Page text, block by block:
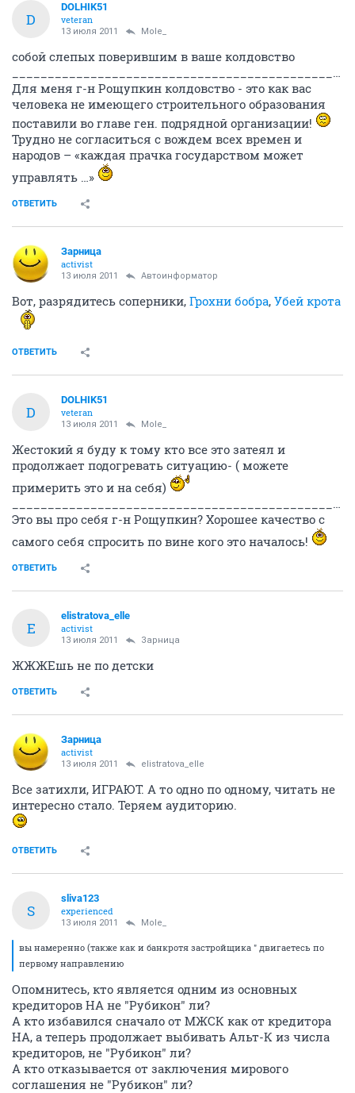
D
DOLHIK51
veteran
13 июля 2011 Mole_
собой слепых поверившим в ваше колдовство
Для меня г-н Рощупкин колдовство - это как вас
человека не имеющего строительного образования
поставили во главе ген. подрядной организации!
Трудно не согласиться с вождем всех времен и
народов – «каждая прачка государством может
управлять …»
ОТВЕТИТЬ
Зарница
activist
13 июля 2011 Автоинформатор
Вот, разрядитесь соперники, Грохни бобра, Убей крота
ОТВЕТИТЬ
D
DOLHIK51
veteran
13 июля 2011 Mole_
Жестокий я буду к тому кто все это затеял и
продолжает подогревать ситуацию- ( можете
примерить это и на себя)
Это вы про себя г-н Рощупкин? Хорошее качество с
самого себя спросить по вине кого это началось!
ОТВЕТИТЬ
E
elistratova_elle
activist
13 июля 2011 Зарница
ЖЖЖЕшь не по детски
ОТВЕТИТЬ
Зарница
activist
13 июля 2011 elistratova_elle
Все затихли, ИГРАЮТ. А то одно по одному, читать не
интересно стало. Теряем аудиторию.
ОТВЕТИТЬ
S
sliva123
experienced
13 июля 2011 Mole_
вы намеренно (также как и банкротя застройщика " двигаетесь по
первому направлению
Опомнитесь, кто является одним из основных
кредиторов НА не "Рубикон" ли?
А кто избавился сначало от МЖСК как от кредитора
НА, а теперь продолжает выбивать Альт-К из числа
кредиторов, не "Рубикон" ли?
А кто отказывается от заключения мирового
соглашения не "Рубикон" ли?